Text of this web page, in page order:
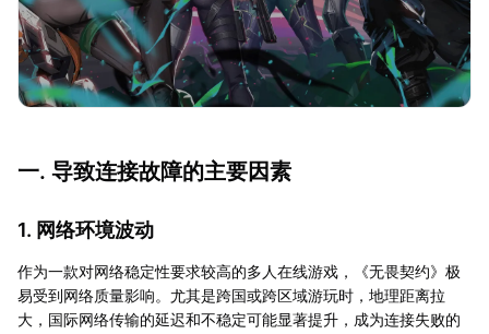
一. 导致连接故障的主要因素
1. 网络环境波动
作为一款对网络稳定性要求较高的多人在线游戏，《无畏契约》极
易受到网络质量影响。尤其是跨国或跨区域游玩时，地理距离拉
大，国际网络传输的延迟和不稳定可能显著提升，成为连接失败的